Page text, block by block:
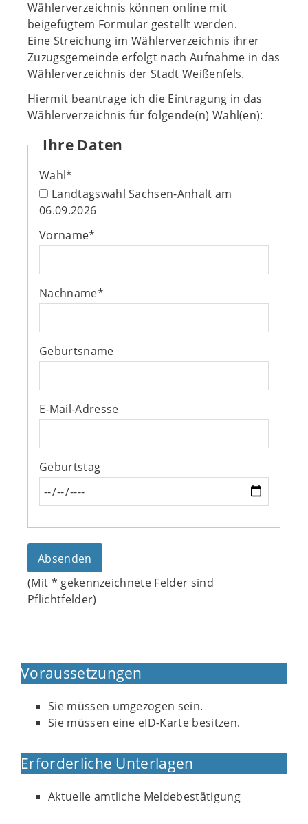
Wählerverzeichnis können online mit
beigefügtem Formular gestellt werden.
Eine Streichung im Wählerverzeichnis ihrer
Zuzugsgemeinde erfolgt nach Aufnahme in das
Wählerverzeichnis der Stadt Weißenfels.
Hiermit beantrage ich die Eintragung in das
Wählerverzeichnis für folgende(n) Wahl(en):
Ihre Daten
Wahl*
Landtagswahl Sachsen-Anhalt am
06.09.2026
Vorname*
Nachname*
Geburtsname
E-Mail-Adresse
Geburtstag
(Mit * gekennzeichnete Felder sind
Pflichtfelder)
Voraussetzungen
Sie müssen umgezogen sein.
Sie müssen eine eID-Karte besitzen.
Erforderliche Unterlagen
Aktuelle amtliche Meldebestätigung